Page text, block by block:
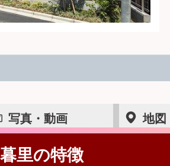
写真・動画 地図
里の特徴